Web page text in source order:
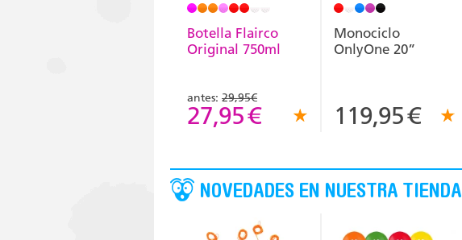
Botella Flairco
Original 750ml
antes: 29,95€
27,95€
Monociclo
OnlyOne 20”
119,95€
NOVEDADES EN NUESTRA TIENDA